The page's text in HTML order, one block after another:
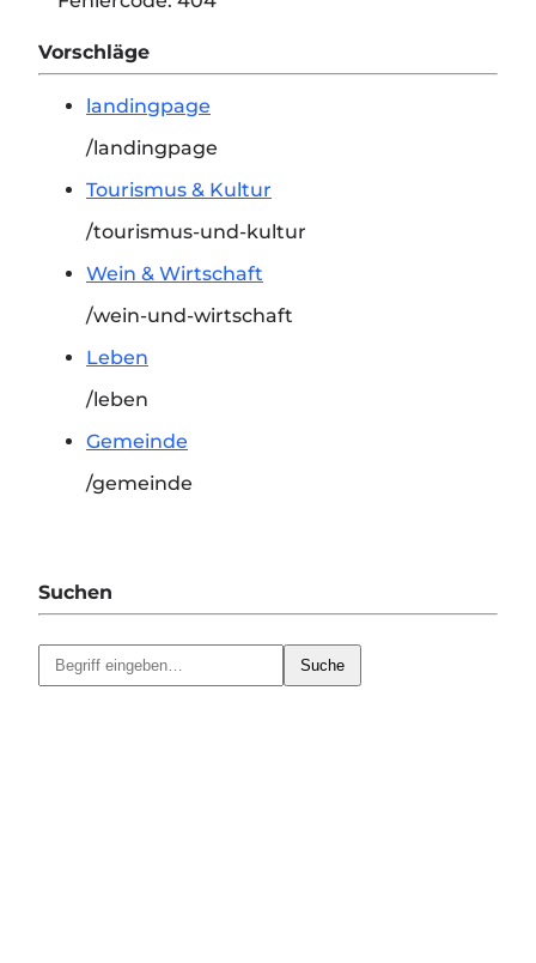
Vorschläge
landingpage
/landingpage
Tourismus & Kultur
/tourismus-und-kultur
Wein & Wirtschaft
/wein-und-wirtschaft
Leben
/leben
Gemeinde
/gemeinde
Suchen
Suche